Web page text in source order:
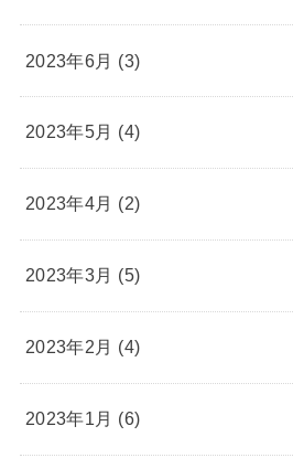
2023年6月 (3)
2023年5月 (4)
2023年4月 (2)
2023年3月 (5)
2023年2月 (4)
2023年1月 (6)